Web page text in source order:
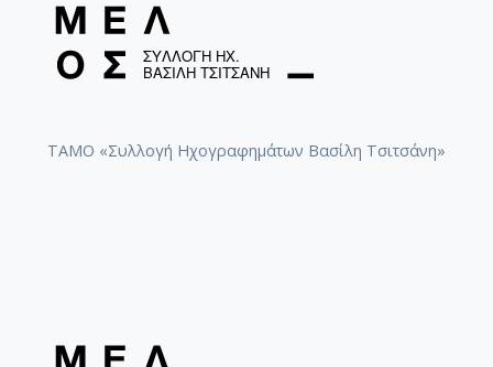
ΤΑΜΟ «Συλλογή Ηχογραφημάτων Βασίλη Τσιτσάνη»